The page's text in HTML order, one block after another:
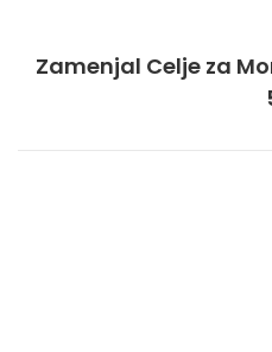
Zamenjal Celje za